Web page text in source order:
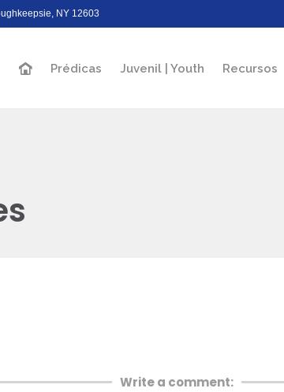
NY 12603
Prédicas Juvenil | Youth Recursos
Write a comment: